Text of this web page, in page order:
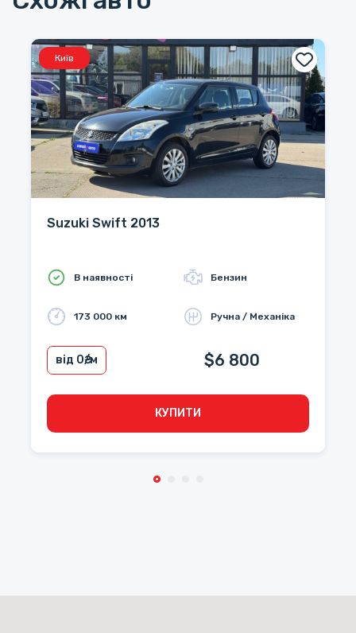
Київ
Suzuki Swift 2013
В наявності Бензин
173 000 км Ручна / Механіка
від 0₴/м $6 800
КУПИТИ